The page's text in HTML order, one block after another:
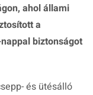
ahol állami
a
biztonságot
és ütésálló